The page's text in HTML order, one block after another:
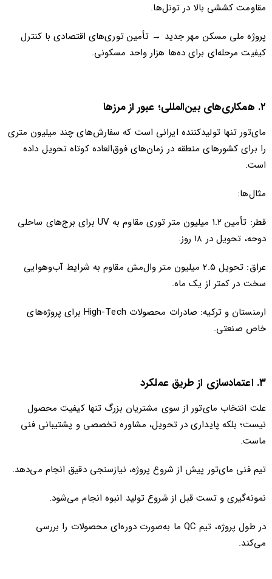
مقاومت کششی بالا در تونل‌ها.
پروژه ملی مسکن مهر جدید → تأمین توری‌های اقتصادی با کنترل
کیفیت مرحله‌ای برای ده‌ها هزار واحد مسکونی.
۲. همکاری‌های بین‌المللی؛ عبور از مرزها
مای‌تور تنها تولیدکننده ایرانی است که سفارش‌های چند میلیون متری
را برای کشورهای منطقه در زمان‌های فوق‌العاده کوتاه تحویل داده
است.
مثال‌ها:
قطر: تأمین ۱.۲ میلیون متر توری مقاوم به UV برای برج‌های ساحلی
دوحه، تحویل در ۱۸ روز.
عراق: تحویل ۲.۵ میلیون متر وال‌مش مقاوم به شرایط آب‌وهوایی
سخت در کمتر از یک ماه.
ارمنستان و ترکیه: صادرات محصولات High-Tech برای پروژه‌های
خاص صنعتی.
۳. اعتمادسازی از طریق عملکرد
علت انتخاب مای‌تور از سوی مشتریان بزرگ تنها کیفیت محصول
نیست؛ بلکه پایداری در تحویل، مشاوره تخصصی و پشتیبانی فنی
ماست.
تیم فنی مای‌تور پیش از شروع پروژه، نیازسنجی دقیق انجام می‌دهد.
نمونه‌گیری و تست قبل از شروع تولید انبوه انجام می‌شود.
در طول پروژه، تیم QC ما به‌صورت دوره‌ای محصولات را بررسی
می‌کند.